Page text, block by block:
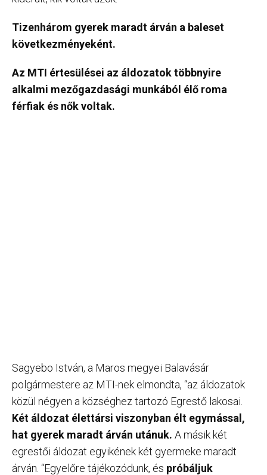
Tizenhárom gyerek maradt árván a baleset
következményeként.
Az MTI értesülései az áldozatok többnyire
alkalmi mezőgazdasági munkából élő roma
férfiak és nők voltak.
Sagyebo István, a Maros megyei Balavásár
polgármestere az MTI-nek elmondta, “az áldozatok
közül négyen a községhez tartozó Egrestő lakosai.
Két áldozat élettársi viszonyban élt egymással,
hat gyerek maradt árván utánuk. A másik két
egrestői áldozat egyikének két gyermeke maradt
árván. “Egyelőre tájékozódunk, és próbáljuk